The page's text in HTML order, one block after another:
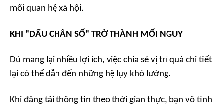
mối quan hệ xã hội.
KHI "DẤU CHÂN SỐ" TRỞ THÀNH MỐI NGUY
Dù mang lại nhiều lợi ích, việc chia sẻ vị trí quá chi tiết
lại có thể dẫn đến những hệ lụy khó lường.
Khi đăng tải thông tin theo thời gian thực, bạn vô tình